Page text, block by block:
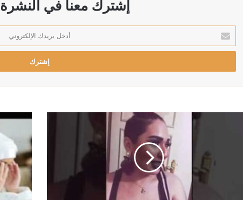
إيلون ماسك يفتح محفظته لتمويل “حزب ترامب” في انتخابات
منذ 8 ساعات
المحكمة العليا البرازيلية تأذن بالتحقيق مع نجل الرئيس بتهمة الفساد
إشترك معنا في النشرة
بريدك
الإلكتروني